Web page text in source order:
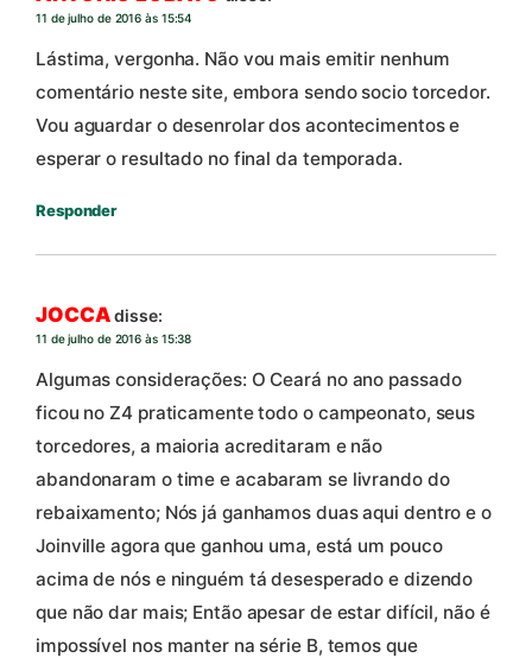
11 de julho de 2016 às 15:54
Lástima, vergonha. Não vou mais emitir nenhum
comentário neste site, embora sendo socio torcedor.
Vou aguardar o desenrolar dos acontecimentos e
esperar o resultado no final da temporada.
Responder
JOCCA disse:
11 de julho de 2016 às 15:38
Algumas considerações: O Ceará no ano passado
ficou no Z4 praticamente todo o campeonato, seus
torcedores, a maioria acreditaram e não
abandonaram o time e acabaram se livrando do
rebaixamento; Nós já ganhamos duas aqui dentro e o
Joinville agora que ganhou uma, está um pouco
acima de nós e ninguém tá desesperado e dizendo
que não dar mais; Então apesar de estar difícil, não é
impossível nos manter na série B, temos que